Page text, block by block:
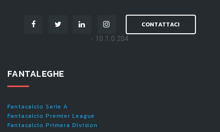
CONTATTACI
- 10.1.0.204
FANTALEGHE
Fantacalcio Serie A
Fantacalcio Premier League
Fantacalcio Primera Division